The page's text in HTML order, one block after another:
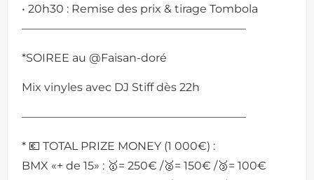
• 20h30 : Remise des prix & tirage Tombola
————————————————————
*SOIREE au @Faisan-doré
Mix vinyles avec DJ Stiff dès 22h
————————————————————
* 💶 TOTAL PRIZE MONEY (1 000€) :
BMX «+ de 15» : 🥇= 250€ /🥈= 150€ /🥉= 100€